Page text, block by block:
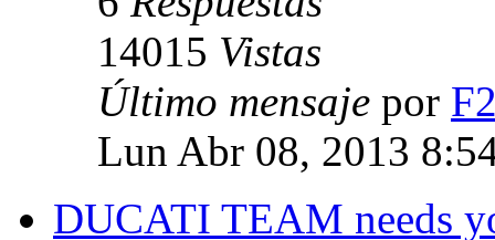
14015 Vistas
Último mensaje por
Lun Abr 08, 2013
DUCATI TEAM needs